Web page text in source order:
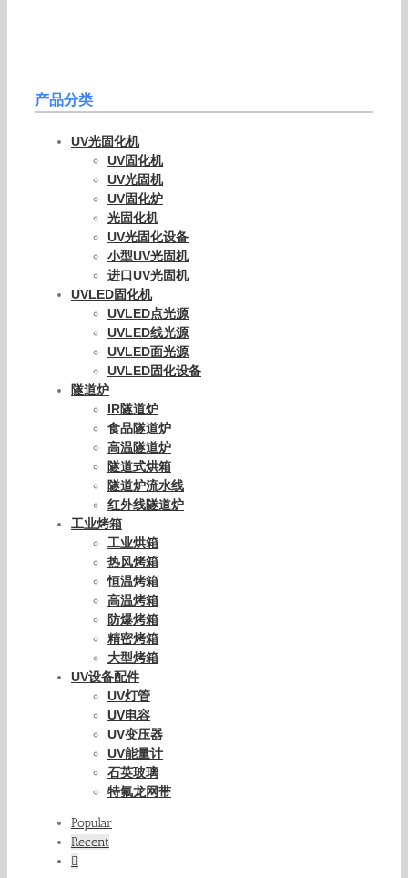
产品分类
UV光固化机
UV固化机
UV光固机
UV固化炉
光固化机
UV光固化设备
小型UV光固机
进口UV光固机
UVLED固化机
UVLED点光源
UVLED线光源
UVLED面光源
UVLED固化设备
隧道炉
IR隧道炉
食品隧道炉
高温隧道炉
隧道式烘箱
隧道炉流水线
红外线隧道炉
工业烤箱
工业烘箱
热风烤箱
恒温烤箱
高温烤箱
防爆烤箱
精密烤箱
大型烤箱
UV设备配件
UV灯管
UV电容
UV变压器
UV能量计
石英玻璃
特氟龙网带
Popular
Recent